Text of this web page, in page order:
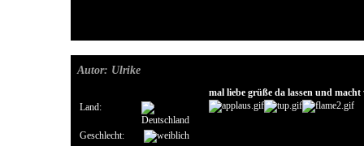
Autor: Ulrike
Land:
Geschlecht:
mal liebe grüße da lassen und macht